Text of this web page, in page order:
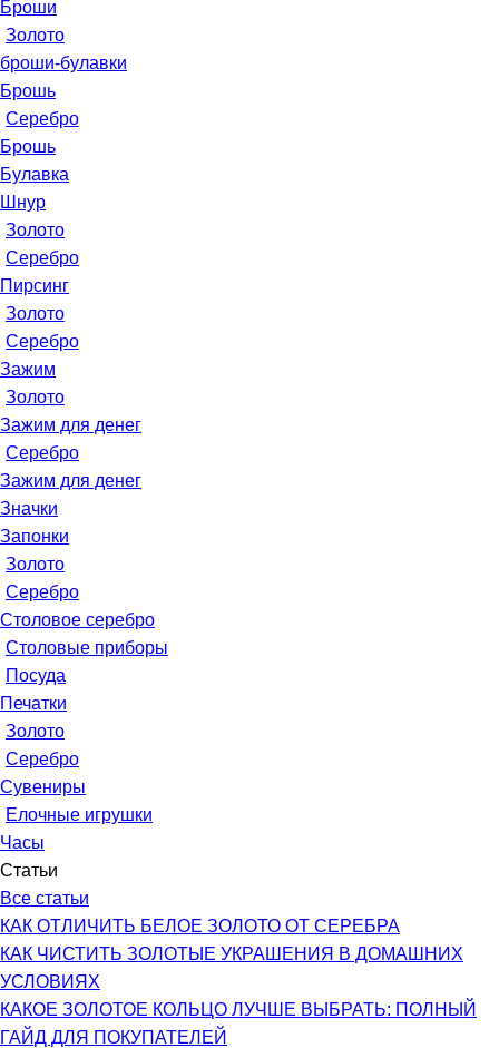
Броши
Золото
броши-булавки
Брошь
Серебро
Брошь
Булавка
Шнур
Золото
Серебро
Пирсинг
Золото
Серебро
Зажим
Золото
Зажим для денег
Серебро
Зажим для денег
Значки
Запонки
Золото
Серебро
Столовое серебро
Столовые приборы
Посуда
Печатки
Золото
Серебро
Сувениры
Елочные игрушки
Часы
Статьи
Все статьи
КАК ОТЛИЧИТЬ БЕЛОЕ ЗОЛОТО ОТ СЕРЕБРА
КАК ЧИСТИТЬ ЗОЛОТЫЕ УКРАШЕНИЯ В ДОМАШНИХ
УСЛОВИЯХ
КАКОЕ ЗОЛОТОЕ КОЛЬЦО ЛУЧШЕ ВЫБРАТЬ: ПОЛНЫЙ
ГАЙД ДЛЯ ПОКУПАТЕЛЕЙ